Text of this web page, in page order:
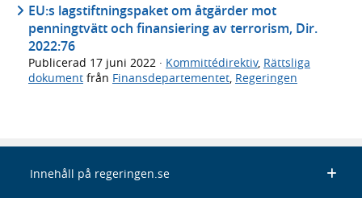
EU:s lagstiftningspaket om åtgärder mot
penningtvätt och finansiering av terrorism, Dir.
2022:76
Publicerad 17 juni 2022 · Kommittédirektiv, Rättsliga
dokument från Finansdepartementet Regeringen
Innehåll på regeringen.se